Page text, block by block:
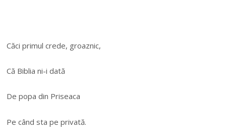
Căci primul crede, groaznic,
Că Biblia ni-i dată
De popa din Priseaca
Pe când sta pe privată.